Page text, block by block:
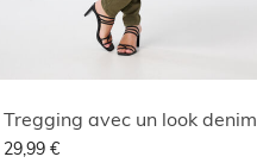
Tregging avec un look denim
29,99 €